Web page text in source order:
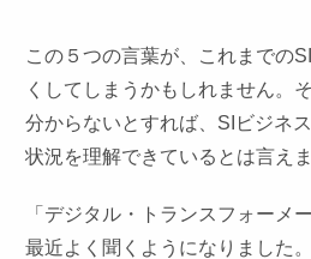
この５つの言葉が、これまでの
くしてしまうかもしれません。
分からないとすれば、SIビジネ
状況を理解できているとは言えま
「デジタル・トランスフォーメ
最近よく聞くようになりました